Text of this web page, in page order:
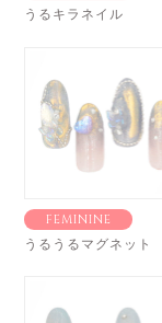
うるキラネイル
FEMININE
うるうるマグネット